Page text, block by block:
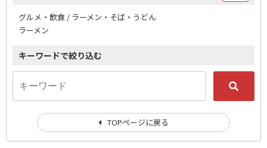
グルメ・飲食 / ラーメン・そば・うどん
ラーメン
キーワードで絞り込む
TOPページに戻る